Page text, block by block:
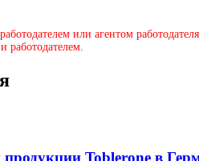
или агентом
работодателем.